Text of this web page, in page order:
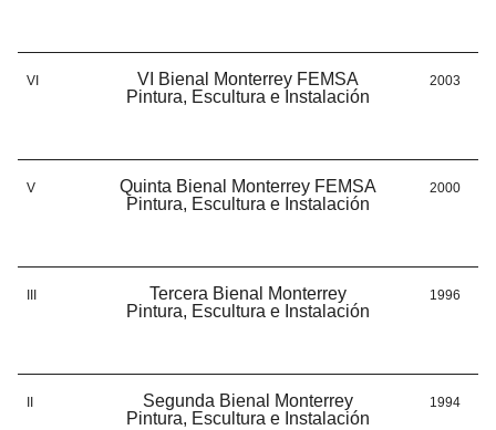
VI
VI Bienal Monterrey FEMSA
Pintura, Escultura e Instalación
2003
V
Quinta Bienal Monterrey FEMSA
Pintura, Escultura e Instalación
2000
Tercera Bienal Monterrey
Pintura, Escultura e Instalación
1996
Segunda Bienal Monterrey
Pintura, Escultura e Instalación
1994